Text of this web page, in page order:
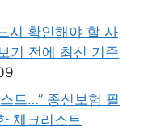
시 확인해야 할 사
기 전에 최신 기준
트…” 종신보험 필
체크리스트